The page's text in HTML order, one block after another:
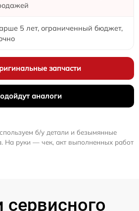
5 лет, ограниченный бюджет,
запчасти
аналоги
б/у детали и безымянные
На руки — чек, акт выполненных работ
сервисного